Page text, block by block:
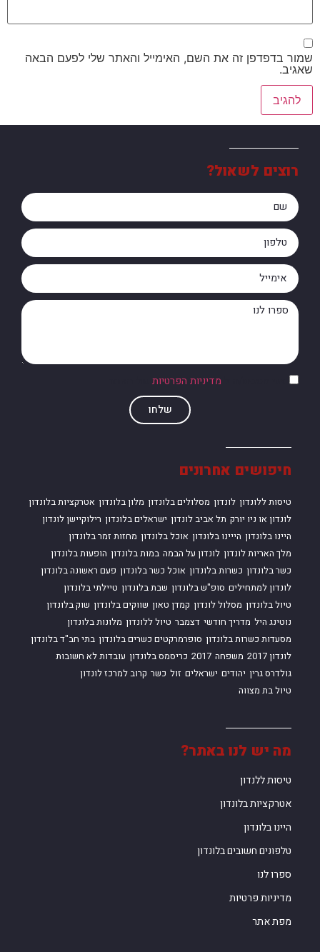
שמור בדפדפן זה את השם, האימייל והאתר שלי לפעם הבאה
שאגיב.
מה יש לנו באתר?
טיסות ללנדון
אטרקציות בלונדון
היינו בלונדון
טלפונים חשובים בלונדון
ספרו לנו
מדיניות פרטיות
מפת אתר
חיפושים אחרונים
טיסות ללונדון לונדון מסלולים בלונדון מלון בלונדון אטרקציות בלונדון
לונדון או ניו יורק תל אביב לונדון ישראלים בלונדון רילוקיישן לונדון
היינו בלונדון הייינו בלונדון אוכל בלונדון מחזות זמר בלונדון
מלך האריות לונדון לונדון על הבמה במות בלונדון הופעות בלונדון
כשר בלונדון כשרות בלונדון אוכל כשר בלונדון פעם ראשונה בלונדון
לונדון למתחילים סופ"ש בלונדון שבת בלונדון טיילתי בלונדון
טיול בלונדון מסלול לונדון קמדן טאון שווקים בלונדון שוק בלונדון
נוטינג היל מדריך חודשי דצמבר טיול ללונדון מלונות בלונדון
מסעדות כשרות בלונדון סופרמרקטים כשרים בלונדון בתי חב"ד בלונדון
לונדון 2017
משפחה 2017 כריסמס בלונדון עובדות לא חשובות
גולדרס גרין יהודים ישראלים זול כשר קרוב למרכז לונדון
טיול בת מצווה
רוצים לשאול?
מדיניות הפרטיות
שלחו